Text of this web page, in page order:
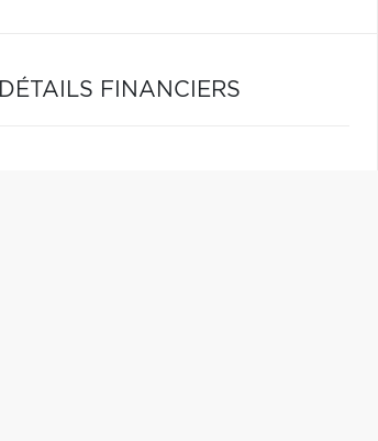
DÉTAILS FINANCIERS